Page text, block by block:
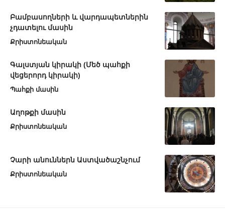
Բամբասողների և վարդապետներին
չդատելու մասին
Քրիստոնեական
Գալստյան կիրակի (Մեծ պահքի
վեցերորդ կիրակի)
Պահքի մասին
Աղոթքի մասին
Քրիստոնեական
Չարի անուններն Աստվածաշնչում
Քրիստոնեական